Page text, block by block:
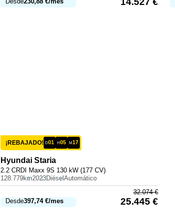
¡REBAJADO! D01 H05 M17
Hyundai Staria
2.2 CRDI Maxx 9S 130 kW (177 CV)
128.779km2023Diésel Automático
Desde397,74 €/mes
32.074€
25.445 €